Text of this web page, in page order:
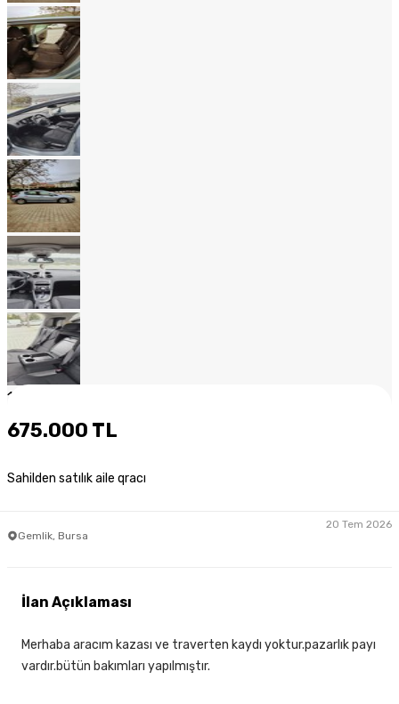
1
675.000 TL
Sahilden satılık aile qracı
Gemlik, Bursa
20 Tem 2026
İlan Açıklaması
Merhaba aracım kazası ve traverten kaydı yoktur.pazarlık payı
vardır.bütün bakımları yapılmıştır.